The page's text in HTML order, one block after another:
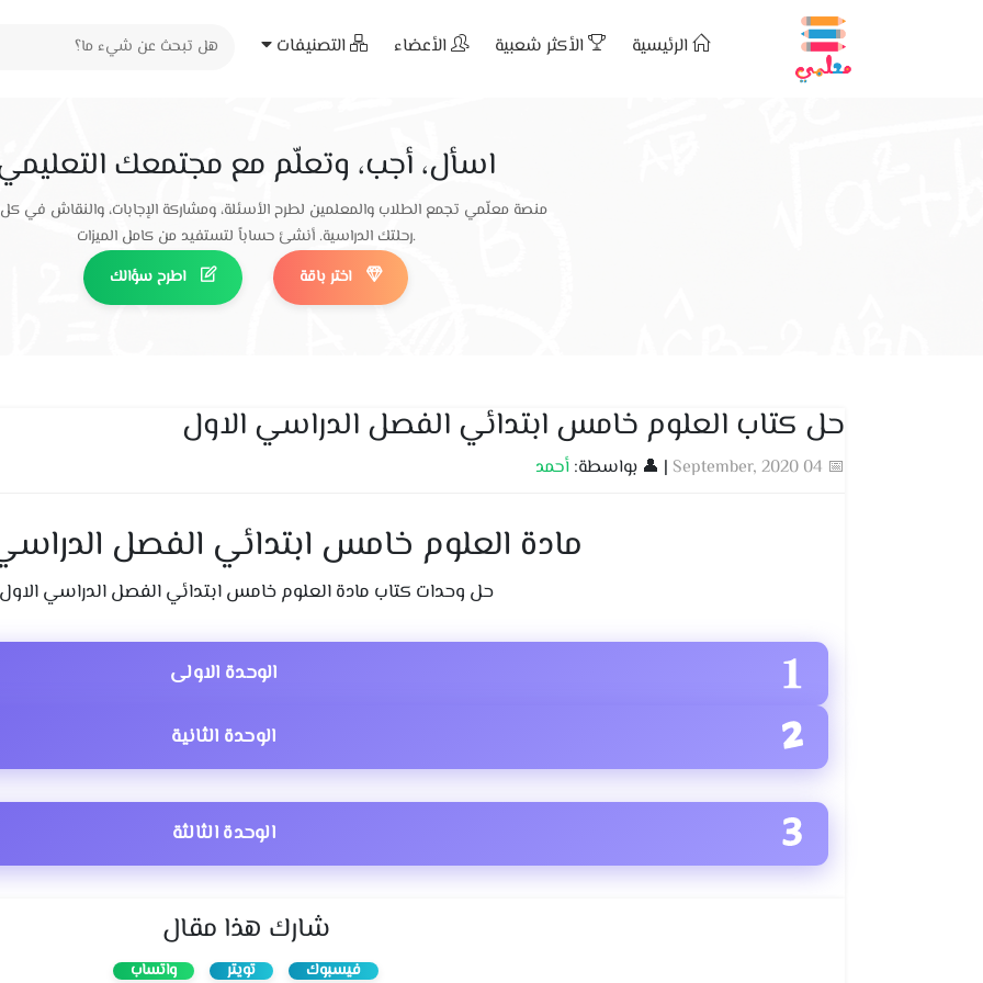
الرئيسية الأكثر شعبية الأعضاء التصنيفات
اسأل، أجب، وتعلّم مع مجتمعك
منصة معلّمي تجمع الطلاب والمعلمين لطرح الأسئلة، ومشاركة الإجابات، والنقاش في
رحلتك الدراسية. أنشئ حساباً لتستفيد من كامل الميزات.
اطرح سؤالك
اختر باقة
حل كتاب العلوم خامس ابتدائي الفصل الدراسي الاول
📅 04 September, 2020 | 👤 بواسطة: أحمد
مادة العلوم خامس ابتدائي الفصل
حل وحدات كتاب مادة العلوم خامس ابتدائي الفصل الدراسي
الوحدة الاولى
الوحدة الثانية
الوحدة الثالثة
شارك هذا مقال
فيسبوك تويتر واتساب